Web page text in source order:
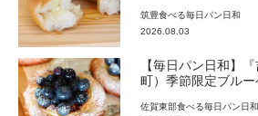
筑豊食べる毎日パン日和
2026.08.03
【毎日パン日和】
町）季節限定ブル
佐賀東部食べる毎日パン日和